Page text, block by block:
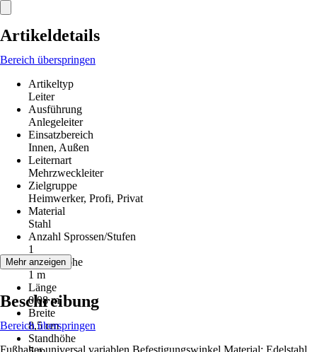
Artikeldetails
Bereich überspringen
Artikeltyp
Leiter
Ausführung
Anlegeleiter
Einsatzbereich
Innen, Außen
Leiternart
Mehrzweckleiter
Zielgruppe
Heimwerker, Profi, Privat
Material
Stahl
Anzahl Sprossen/Stufen
1
Arbeitshöhe
1 m
Länge
0,08 m
Breite
8,5 cm
Standhöhe
Mehr anzeigen
Beschreibung
Bereich überspringen
Fußhalter universal variablen Befestigungswinkel Material: Edelstahl